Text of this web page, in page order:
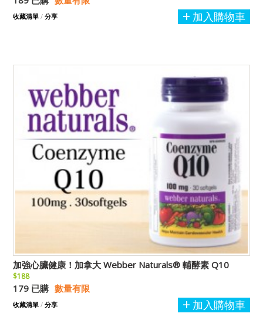
加入購物車
收藏清單 / 分享
加強心臟健康！加拿大 Webber Naturals® 輔酵素 Q10
$188
179 已購 數量有限
加入購物車
收藏清單 / 分享